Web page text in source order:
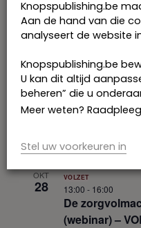
OKT
28
De
(webinar) –
13:00 - 16:00
VOLZET
Knopspublishing.be
Aan de hand van die
analyseert de website
Knopspublishing.be
U kan dit altijd
beheren” die u
Meer weten?
Stel uw voorkeuren in